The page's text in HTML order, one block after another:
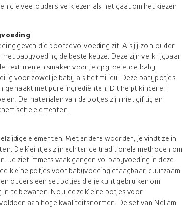
die veel ouders verkiezen als het gaat om het kiezen
geven die boordevol voeding zit. Als jij zo'n ouder
babyvoeding de beste keuze. Deze zijn verkrijgbaar
texturen en smaken voor je opgroeiende baby.
voor zowel je baby als het milieu. Deze babypotjes
met pure ingrediënten. Dit helpt kinderen
De materialen van de potjes zijn niet giftig en
elementen.
elementen. Met andere woorden, je vindt ze in
De kleintjes zijn echter de traditionele methoden om
Je ziet immers vaak gangen vol babyvoeding in deze
kleine potjes voor babyvoeding draagbaar, duurzaam
ouders een set potjes die je kunt gebruiken om
te bewaren. Nou, deze kleine potjes voor
aan hoge kwaliteitsnormen. De set van Nellam